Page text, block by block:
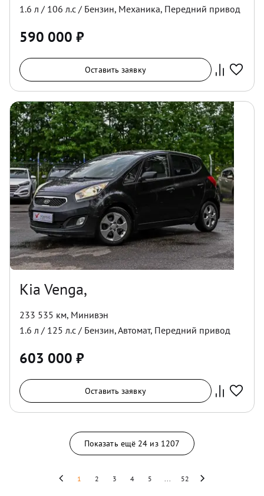
1.6 л / 106 л.с / Бензин, Механика, Передний привод
590 000 ₽
Оставить заявку
Kia Venga,
233 535 км, Минивэн
1.6 л / 125 л.с / Бензин,Автомат, Передний привод
603 000 ₽
Оставить заявку
Показать ещё 24 из 1207
1 2 3 4 5 52